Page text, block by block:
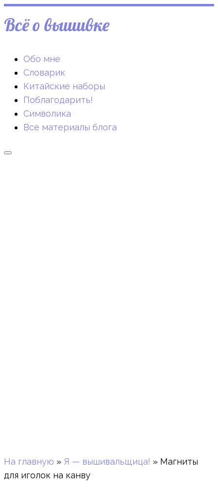
Всё о вышивке
Обо мне
Словарик
Китайские наборы
Поблагодарить!
Символика
Все материалы блога
На главную » Я — вышивальщица! » Магниты
для иголок на канву